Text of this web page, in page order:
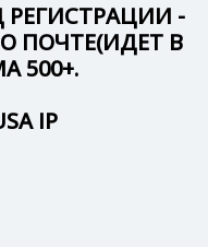
РЕГИСТРАЦИИ -
ПОЧТЕ(ИДЕТ В
500+.
IP